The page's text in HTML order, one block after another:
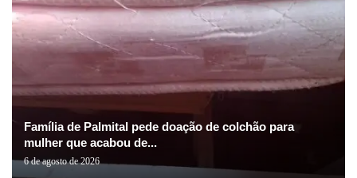
Família de Palmital pede doação de colchão para
mulher que acabou de...
6 de agosto de 2026